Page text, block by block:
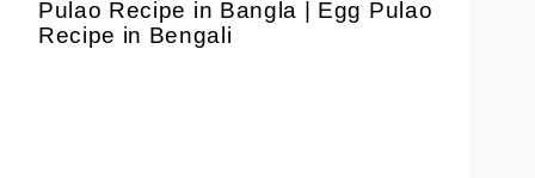
Pulao Recipe in Bangla | Egg Pulao
Recipe in Bengali